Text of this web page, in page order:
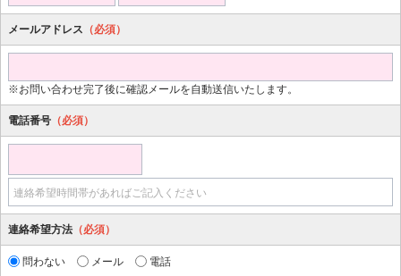
メールアドレス （必須）
※お問い合わせ完了後に確認メールを自動送信いたします。
電話番号 （必須）
連絡希望時間帯があればご記入ください
連絡希望方法 （必須）
問わない メール 電話